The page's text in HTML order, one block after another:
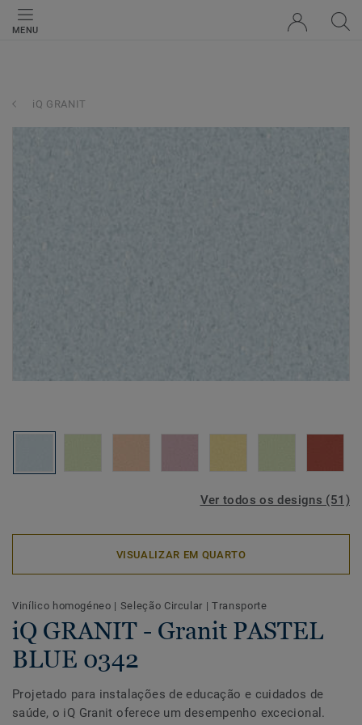
MENU
iQ GRANIT
Ver todos os designs (51)
VISUALIZAR EM QUARTO
Vinílico homogéneo | Seleção Circular |Transporte
iQ GRANIT - Granit PASTEL
BLUE 0342
Projetado para instalações de educação e cuidados de
saúde, o iQ Granit oferece um desempenho excecional.